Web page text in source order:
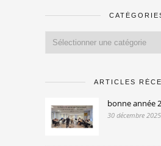
ARTICLES
bonne année
30 décembre 2025